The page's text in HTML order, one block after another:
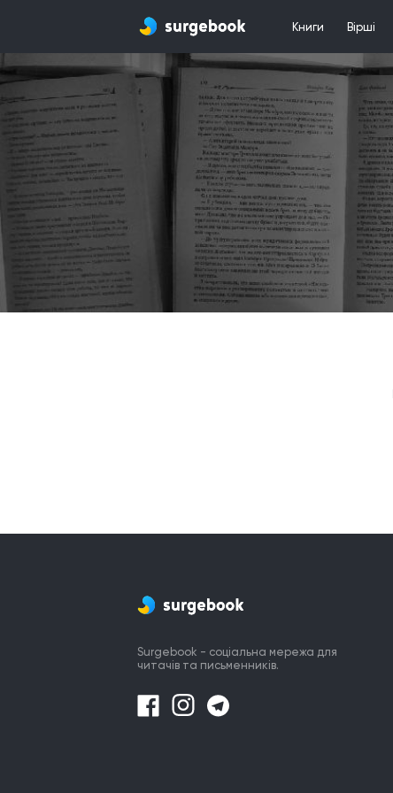
Книги Вірші
Surgebook - соціальна мережа для
читачів та письменників.